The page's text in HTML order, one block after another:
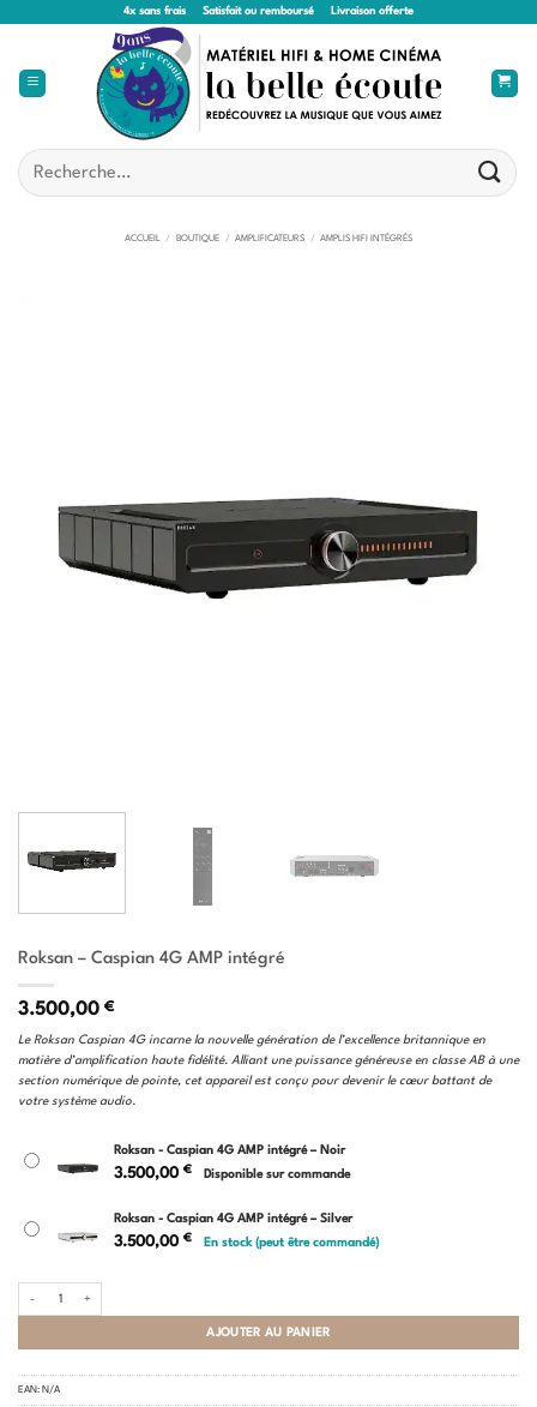
4x sans frais Satisfait ou remboursé Livraison offerte
Recherche
pour :
ACCUEIL / BOUTIQUE / AMPLIFICATEURS / AMPLIS HIFI INTÉGRÉS
Roksan – Caspian 4G AMP intégré
3.500,00 €
Le Roksan Caspian 4G incarne la nouvelle génération de l’excellence britannique en
matière d’amplification haute fidélité. Alliant une puissance généreuse en classe AB à une
section numérique de pointe, cet appareil est conçu pour devenir le cœur battant de
votre système audio.
Roksan - Caspian 4G AMP intégré – Noir
3.500,00 € Disponible sur commande
Roksan - Caspian 4G AMP intégré – Silver
3.500,00 € En stock (peut être commandé)
AJOUTER AU PANIER
EAN: N/A